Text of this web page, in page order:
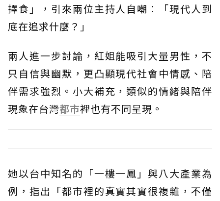
擇食」，引來兩位主持人自嘲：「現代人到
底在追求什麼？」
兩人進一步討論，紅姐能吸引大量男性，不
只自信與幽默，更凸顯現代社會中情感、陪
伴需求強烈。小大補充，類似的情緒與陪伴
現象在台灣都市裡也有不同呈現。
她以台中知名的「一樓一鳳」與八大產業為
例，指出「都市裡的真實其實很複雜，不僅